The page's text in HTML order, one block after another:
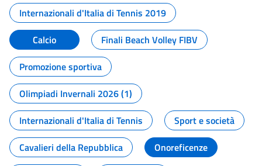
Internazionali d'Italia di Tennis 2019
Calcio
Finali Beach Volley FIBV
Promozione sportiva
Olimpiadi Invernali 2026 (1)
Internazionali d'Italia di Tennis
Sport e società
Cavalieri della Repubblica
Onoreficenze